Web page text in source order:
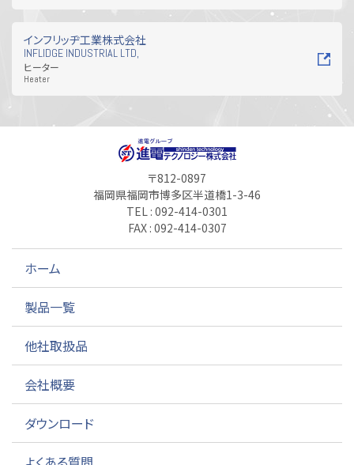
インフリッヂ工業株式会社
INFLIDGE INDUSTRIAL LTD,
ヒーター
Heater
〒812-0897
福岡県福岡市博多区半道橋1-3-46
TEL : 092-414-0301
FAX : 092-414-0307
ホーム
製品一覧
他社取扱品
会社概要
ダウンロード